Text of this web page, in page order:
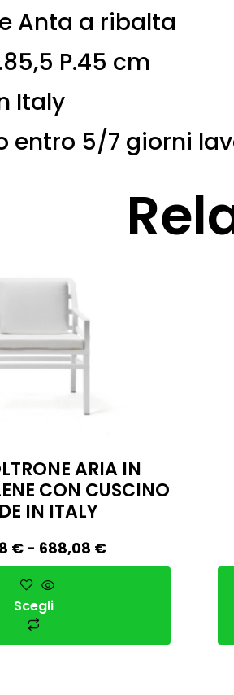
Anta a ribalta
P.45 cm
Italy
entro 5/7 giorni
ARIA IN
CON CUSCINO
IN ITALY
€ - 688,08 €
Scegli